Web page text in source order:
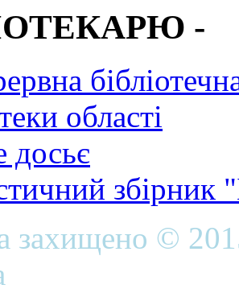
-
області
досьє
захищено ©